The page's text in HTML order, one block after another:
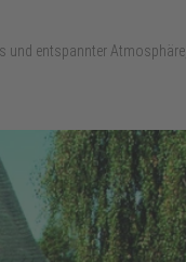
und entspannter Atmosphäre,